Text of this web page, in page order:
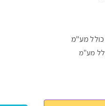
כולל מע"מ
מע"מ